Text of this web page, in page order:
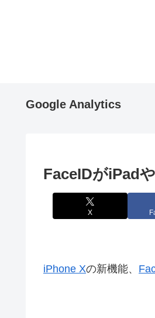
Google Analytics
FaceIDがiPad
X
iPhone Xの新機能、